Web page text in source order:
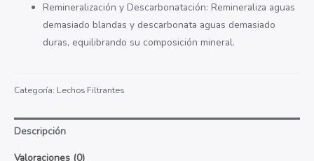
Remineralización y Descarbonatación: Remineraliza aguas
demasiado blandas y descarbonata aguas demasiado
duras, equilibrando su composición mineral.
Categoría: Lechos Filtrantes
Descripción
Valoraciones (0)